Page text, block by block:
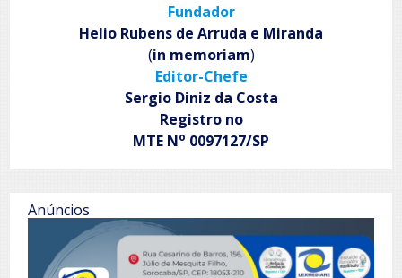
Fundador
Helio Rubens de Arruda e Miranda
(in memoriam)
Editor-Chefe
Sergio Diniz da Costa
Registro no
MTE No 0097127/SP
Anúncios